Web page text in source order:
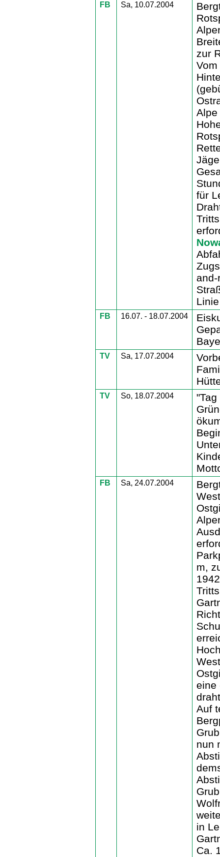
FB Sa, 10.07.2004
zur
Alpe
für
FB 16.07. - 18.07.2004
TV Sa, 17.07.2004
TV So, 18.07.2004
FB Sa, 24.07.2004
m,
eine
Auf
nun
in
Ca.